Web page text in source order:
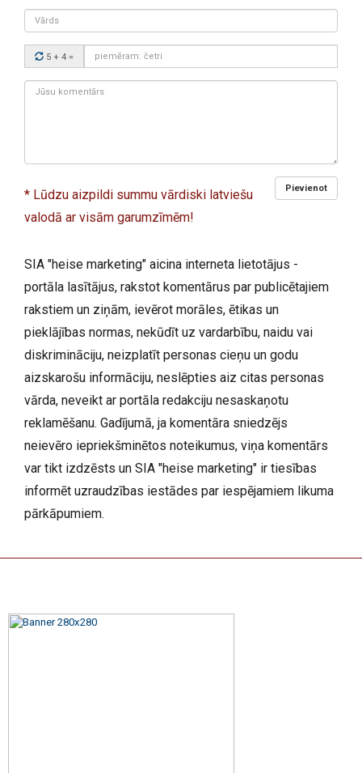
Vārds
Drošības
kods:
5 + 4 =
Jūsu
Pievienot
* Lūdzu aizpildi summu vārdiski latviešu
valodā ar visām garumzīmēm!
SIA "heise marketing" aicina interneta lietotājus -
portāla lasītājus, rakstot komentārus par publicētajiem
rakstiem un ziņām, ievērot morāles, ētikas un
pieklājības normas, nekūdīt uz vardarbību, naidu vai
diskrimināciju, neizplatīt personas cieņu un godu
aizskarošu informāciju, neslēpties aiz citas personas
vārda, neveikt ar portāla redakciju nesaskaņotu
reklamēšanu. Gadījumā, ja komentāra sniedzējs
neievēro iepriekšminētos noteikumus, viņa komentārs
var tikt izdzēsts un SIA "heise marketing" ir tiesības
informēt uzraudzības iestādes par iespējamiem likuma
pārkāpumiem.